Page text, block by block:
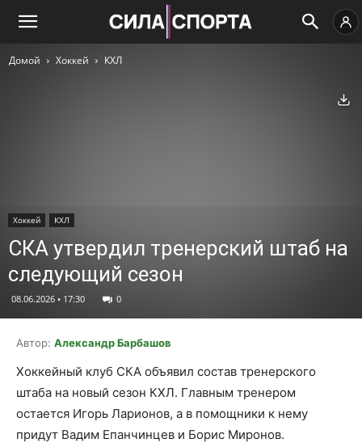
Домой Хоккей КХЛ
Хоккей КХЛ
СКА утвердил тренерский штаб на
следующий сезон
08.06.2026 • 17:30 0
Автор: Александр Барбашов
Хоккейный клуб СКА объявил состав тренерского
штаба на новый сезон КХЛ. Главным тренером
остается Игорь Ларионов, а в помощники к нему
придут Вадим Епанчинцев и Борис Миронов.